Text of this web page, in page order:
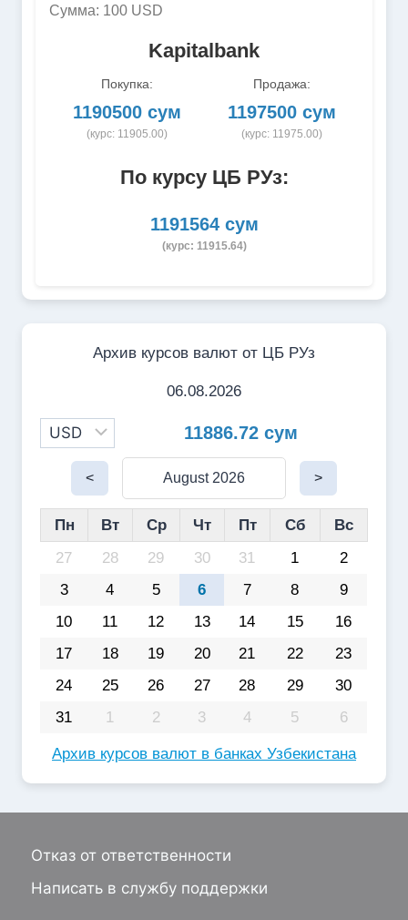
Сумма: 100 USD
Kapitalbank
Покупка:
1190500 сум
(курс: 11905.00)
Продажа:
1197500 сум
(курс: 11975.00)
По курсу ЦБ РУз:
1191564 сум
(курс: 11915.64)
Архив курсов валют от ЦБ РУз
06.08.2026
11886.72 сум
< August 2026 >
Пн Вт Ср Чт Пт Сб
Вс
27
28 29 30 31 1
2
3
4 5 6 7 8
9
10
11 12 13 14 15
16
17
18 19 20 21 22
23
24
25 26 27 28 29
30
31
1 2 3 4 5 6
Архив курсов валют в банках Узбекистана
Отказ от ответственности
Написать в службу поддержки